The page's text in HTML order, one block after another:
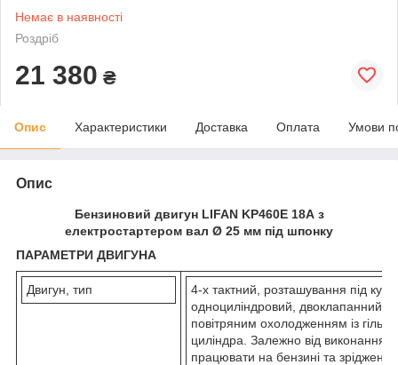
Немає в наявності
Роздріб
21 380 ₴
Опис Характеристики Доставка Оплата Умови
Опис
Бензиновий двигун LIFAN KP460E 18А з
електростартером вал Ø 25 мм під шпонку
ПАРАМЕТРИ ДВИГУНА
Двигун, тип
4-х тактний, розташування під
одноциліндровий, двоклапанний,
повітряним охолодженням із
циліндра. Залежно від виконання
працювати на бензині та